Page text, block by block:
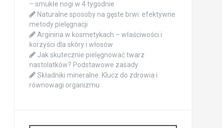
– smukłe nogi w 4 tygodnie
Naturalne sposoby na gęste brwi: efektywne
metody pielęgnacji
Arginina w kosmetykach – właściwości i
korzyści dla skóry i włosów
Jak skutecznie pielęgnować twarz
nastolatków? Podstawowe zasady
Składniki mineralne: Klucz do zdrowia i
równowagi organizmu